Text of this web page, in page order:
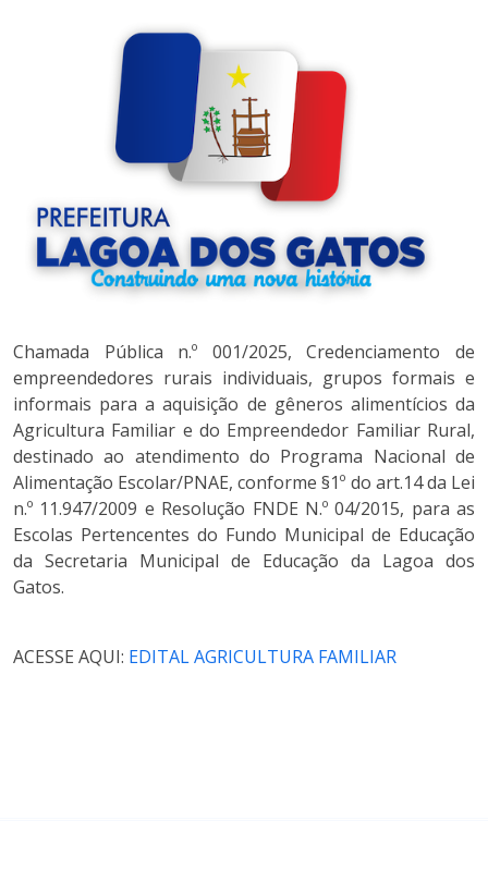
Chamada Pública n.º 001/2025, Credenciamento de
empreendedores rurais individuais, grupos formais e
informais para a aquisição de gêneros alimentícios da
Agricultura Familiar e do Empreendedor Familiar Rural,
destinado ao atendimento do Programa Nacional de
Alimentação Escolar/PNAE, conforme §1º do art.14 da Lei
n.º 11.947/2009 e Resolução FNDE N.º 04/2015, para as
Escolas Pertencentes do Fundo Municipal de Educação
da Secretaria Municipal de Educação da Lagoa dos
Gatos.
ACESSE AQUI: EDITAL AGRICULTURA FAMILIAR